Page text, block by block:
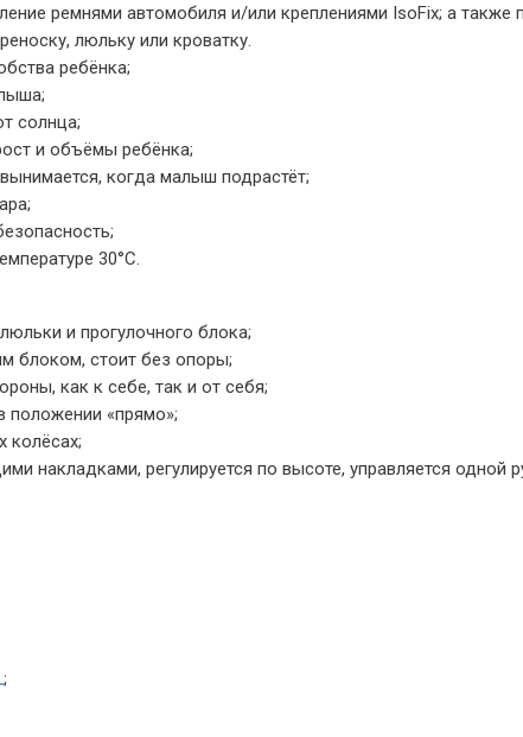
ремнями автомобиля и/или креплениями IsoFix; а
люльку или кроватку.
ребёнка;
солнца;
и объёмы ребёнка;
когда малыш подрастёт;
30°С.
и прогулочного блока;
блоком, стоит без опоры;
как к себе, так и от себя;
положении «прямо»;
колёсах;
накладками, регулируется по высоте, управляется одной
;